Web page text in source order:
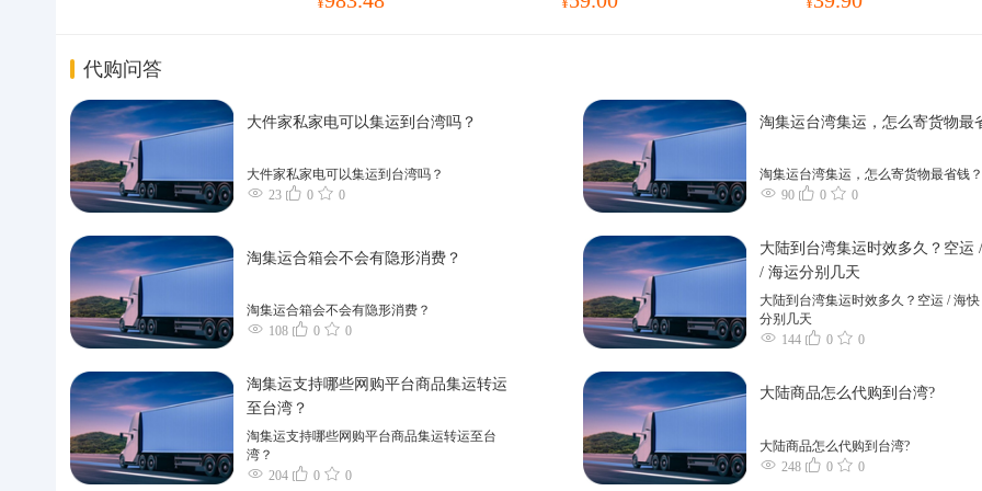
代购问答
大件家私家电可以集运到台湾吗？
大件家私家电可以集运到台湾吗？
23
0 0
淘集运台湾集运，怎么寄货物最
淘集运台湾集运，怎么寄货物最省钱？
90
0 0
淘集运合箱会不会有隐形消费？
淘集运合箱会不会有隐形消费？
108
0 0
大陆到台湾集运时效多久？空运
/ 海运分别几天
大陆到台湾集运时效多久？空运 / 海快
分别几天
144
0 0
淘集运支持哪些网购平台商品集运转运
至台湾？
淘集运支持哪些网购平台商品集运转运至台
湾？
204
0 0
大陆商品怎么代购到台湾?
大陆商品怎么代购到台湾?
248
0 0